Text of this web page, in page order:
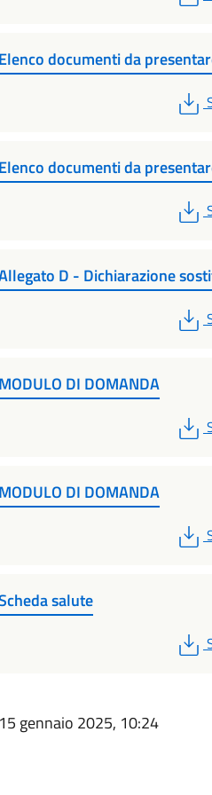
documenti da
documenti da
D - Dichiarazione
DI DOMANDA
DI DOMANDA
salute
gennaio 2025, 10:24